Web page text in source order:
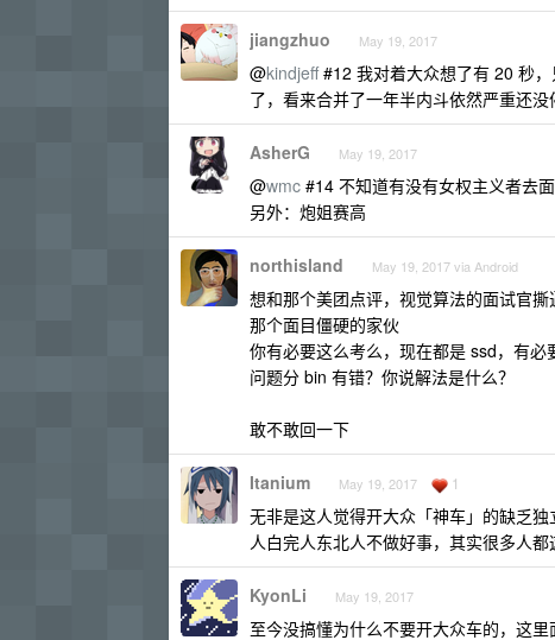
jiangzhuo May 19, 2017
@kindjeff#12 我对着大众想了有 20 秒
了，看来合并了一年半内斗依然严重还没
AsherG May 19, 2017
@wmc #14 不知道有没有女权主义者去
另外：炮姐赛高
northisland May 19, 2017 via Android
想和那个美团点评，视觉算法的面试官撕
那个面目僵硬的家伙
你有必要这么考么，现在都是 ssd，有
问题分 bin 有错？你说解法是什么？
敢不敢回一下
Itanium May 19, 2017 1
无非是这人觉得开大众「神车」的缺乏
人白完人东北人不做好事，其实很多人
KyonLi May 19, 2017
至今没搞懂为什么不要开大众车的，这里